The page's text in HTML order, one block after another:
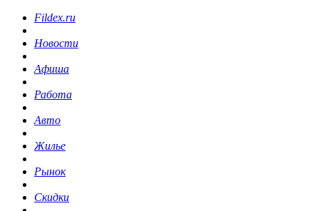
Fildex.ru
Новости
Афиша
Работа
Авто
Жилье
Рынок
Скидки